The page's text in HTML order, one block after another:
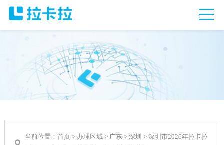
当前位置： 首页> 办理区域> 广东> 深圳 > 深圳市2026年拉卡拉